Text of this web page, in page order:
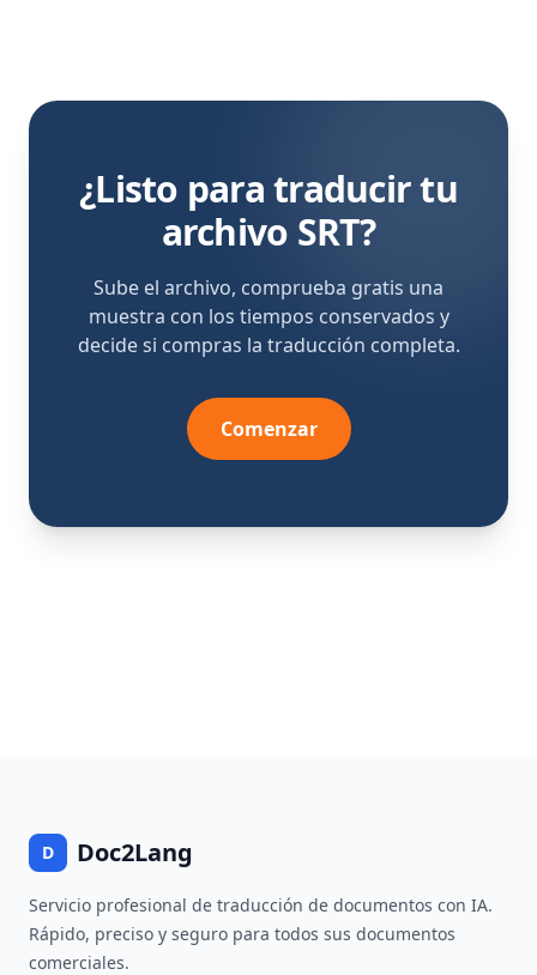
¿Listo para traducir tu
archivo SRT?
Sube el archivo, comprueba gratis una
muestra con los tiempos conservados y
decide si compras la traducción completa.
Comenzar
D Doc2Lang
Servicio profesional de traducción de documentos con IA.
Rápido, preciso y seguro para todos sus documentos
comerciales.